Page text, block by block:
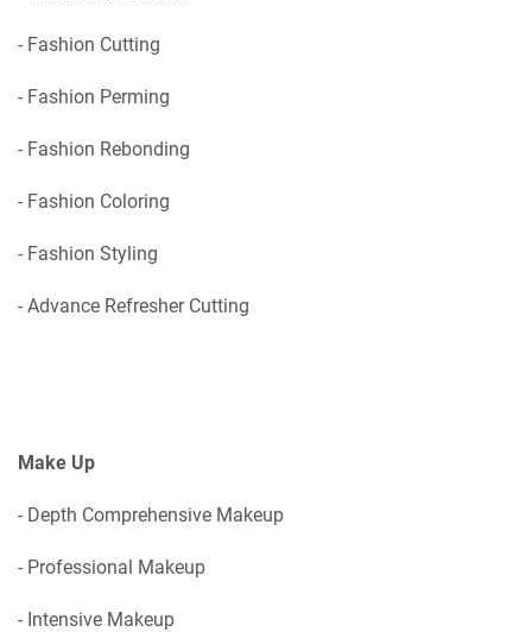
- Fashion Cutting
- Fashion Perming
- Fashion Rebonding
- Fashion Coloring
- Fashion Styling
- Advance Refresher Cutting
Make Up
- Depth Comprehensive Makeup
- Professional Makeup
- Intensive Makeup